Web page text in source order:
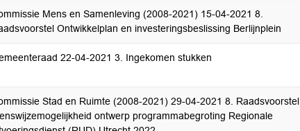
Mens en Samenleving (2008-2021) 15-04-2021 8.
Ontwikkelplan en investeringsbeslissing Berlijnplein
22-04-2021 3. Ingekomen stukken
Stad en Ruimte (2008-2021) 29-04-2021 8. Raadsvoorstel
ontwerp programmabegroting Regionale